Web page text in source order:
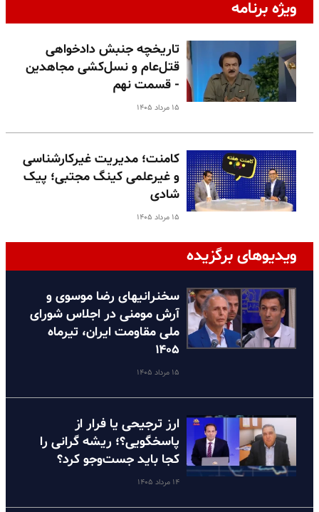
ویژه برنامه
تاریخچه جنبش دادخواهی
قتل‌عام و نسل‌کشی مجاهدین
- قسمت نهم
۱۵ مرداد ۱۴۰۵
کامنت؛ مدیریت غیرکارشناسی
و غیرعلمی کینگ مجتبی؛ پیک
شادی
۱۵ مرداد ۱۴۰۵
ویدیوهای برگزیده
سخنرانیهای رضا موسوی و
آرش مومنی در اجلاس شورای
ملی مقاومت ایران، تیرماه
۱۴۰۵
۱۵ مرداد ۱۴۰۵
ارز ترجیحی یا فرار از
پاسخگویی؟؛ ریشه گرانی را
کجا باید جست‌وجو کرد؟
۱۴ مرداد ۱۴۰۵